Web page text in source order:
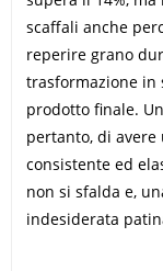
scaffali anche
reperire grano
trasformazione in
prodotto finale.
pertanto, di avere
consistente ed
non si sfalda e,
indesiderata